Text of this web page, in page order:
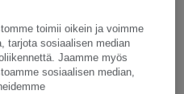
toimii oikein ja voimme
tarjota sosiaalisen median
Jaamme myös
sosiaalisen median,